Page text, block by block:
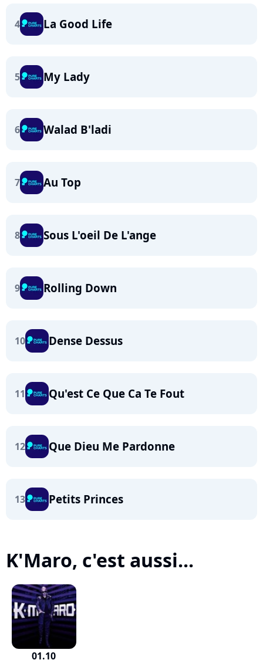
4 La Good Life
5 My Lady
6 Walad B'ladi
7 Au Top
8 Sous L'oeil De L'ange
9 Rolling Down
10 Dense Dessus
11 Qu'est Ce Que Ca Te Fout
12 Que Dieu Me Pardonne
13 Petits Princes
K'Maro, c'est aussi...
01.10